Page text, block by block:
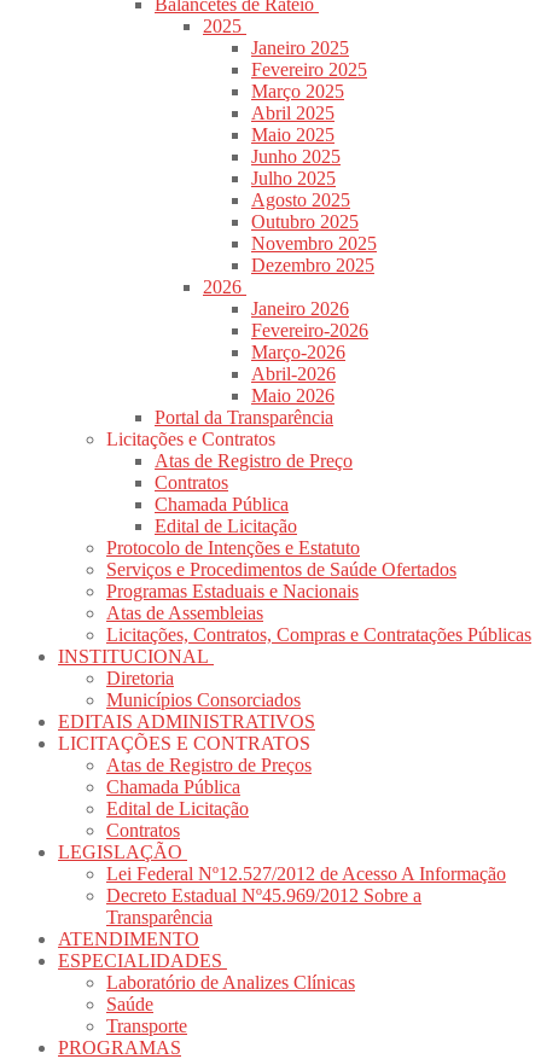
Balancetes de Rateio
2025
Janeiro 2025
Fevereiro 2025
Março 2025
Abril 2025
Maio 2025
Junho 2025
Julho 2025
Agosto 2025
Outubro 2025
Novembro 2025
Dezembro 2025
2026
Janeiro 2026
Fevereiro-2026
Março-2026
Abril-2026
Maio 2026
Portal da Transparência
Licitações e Contratos
Atas de Registro de Preço
Contratos
Chamada Pública
Edital de Licitação
Protocolo de Intenções e Estatuto
Serviços e Procedimentos de Saúde Ofertados
Programas Estaduais e Nacionais
Atas de Assembleias
Licitações, Contratos, Compras e Contratações Públicas
INSTITUCIONAL
Diretoria
Municípios Consorciados
EDITAIS ADMINISTRATIVOS
LICITAÇÕES E CONTRATOS
Atas de Registro de Preços
Chamada Pública
Edital de Licitação
Contratos
LEGISLAÇÃO
Lei Federal Nº12.527/2012 de Acesso A Informação
Decreto Estadual Nº45.969/2012 Sobre a
Transparência
ATENDIMENTO
ESPECIALIDADES
Laboratório de Analizes Clínicas
Saúde
Transporte
PROGRAMAS